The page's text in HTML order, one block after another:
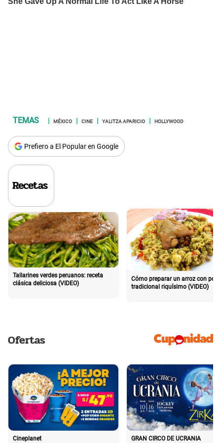
MÉXICO CINE YALITZA APARICIO HOLLYWOOD
Prefiero a El Popular en Google
Recetas
Tallarines verdes peruanos: receta
clásica deliciosa (VIDEO)
Cómo preparar un arroz con pollo
tradicional riquísimo (VIDEO)
Ofertas
Cineplanet GRAN CIRCO DE UCRANIA